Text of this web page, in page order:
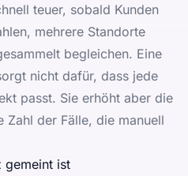
teuer, sobald Kunden
mehrere Standorte
begleichen. Eine
nicht dafür, dass jede
passt. Sie erhöht aber die
Zahl der Fälle, die manuell
gemeint ist